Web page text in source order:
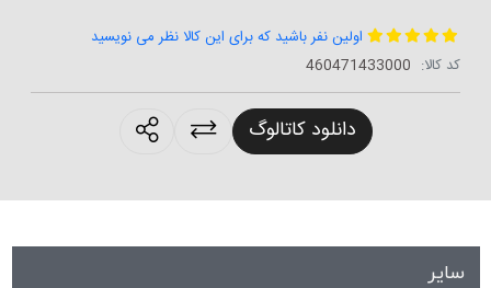
اولین نفر باشید که برای این کالا نظر می نویسید
کد کالا: 460471433000
دانلود کاتالوگ
سایر